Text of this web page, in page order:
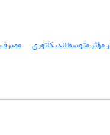
مؤثر متوسط اندیکاتوری